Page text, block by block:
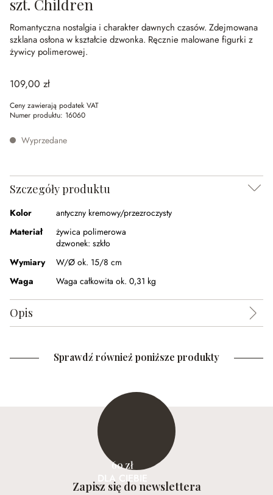
szt. Children
Romantyczna nostalgia i charakter dawnych czasów. Zdejmowana
szklana osłona w kształcie dzwonka. Ręcznie malowane figurki z
żywicy polimerowej.
109,00 zł
Ceny zawierają podatek VAT
Numer produktu: 16060
Wyprzedane
Szczegóły produktu
Kolor
antyczny kremowy/przezroczysty
Materiał
żywica polimerowa
dzwonek: szkło
Wymiary
W/Ø ok. 15/8 cm
Waga
Waga całkowita ok. 0,31 kg
Opis
Sprawdź również poniższe produkty
60 zł
DLA CIEBIE
Zapisz się do newslettera